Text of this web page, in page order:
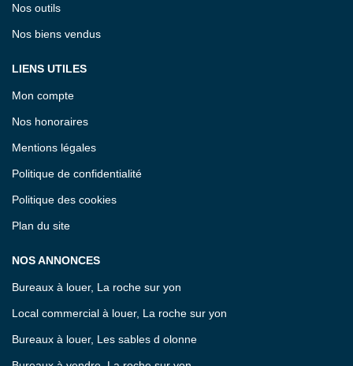
Nos outils
Nos biens vendus
LIENS UTILES
Mon compte
Nos honoraires
Mentions légales
Politique de confidentialité
Politique des cookies
Plan du site
NOS ANNONCES
Bureaux à louer, La roche sur yon
Local commercial à louer, La roche sur yon
Bureaux à louer, Les sables d olonne